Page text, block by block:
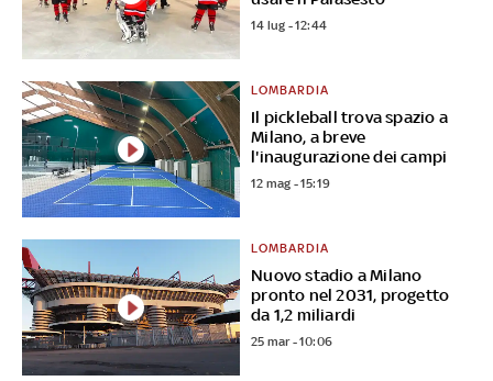
14 lug - 12:44
Il pickleball trova spazio a
Milano, a breve
l'inaugurazione dei campi
LOMBARDIA
12 mag - 15:19
Nuovo stadio a Milano
pronto nel 2031, progetto
da 1,2 miliardi
LOMBARDIA
25 mar - 10:06